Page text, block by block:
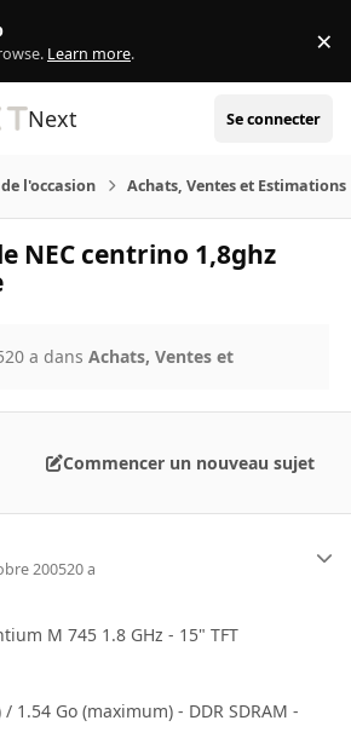
Learn more. ×
Next Se connecter
l'occasion Achats, Ventes et Estimations
NEC centrino 1,8ghz
20 a dansAchats, Ventes et
Commencer un nouveau sujet
200520 a
M 745 1.8 GHz - 15" TFT
1.54 Go (maximum) - DDR SDRAM -